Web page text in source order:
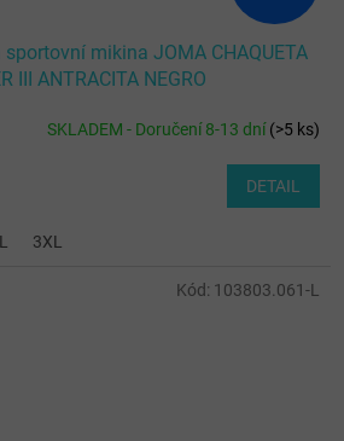
mikina JOMA CHAQUETA
III ANTRACITA NEGRO
SKLADEM - Doručení 8-13 dní(>5 ks)
DETAIL
3XL
Kód: 103803.061-L